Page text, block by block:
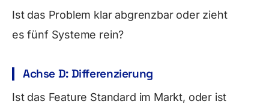
Ist das Problem klar abgrenzbar oder zieht
es fünf Systeme rein?
Achse D: Differenzierung
Ist das Feature Standard im Markt, oder ist